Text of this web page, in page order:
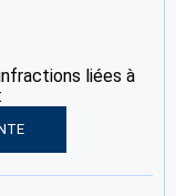
liées à